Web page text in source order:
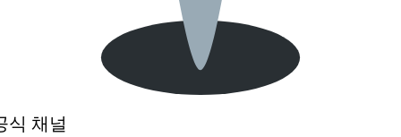
식 채널